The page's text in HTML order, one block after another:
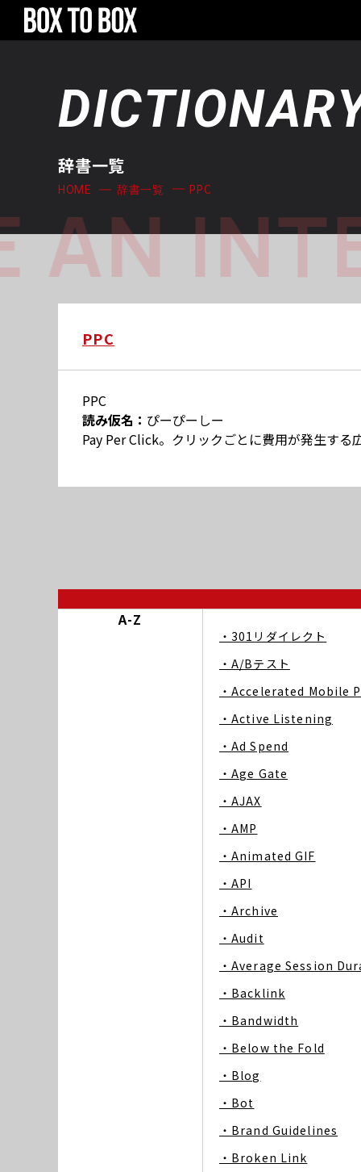
辞書一覧
HOME 辞書一覧 PPC
PPC
PPC
読み仮名： ぴーぴーしー
Pay Per Click。クリックごとに費用が発生する
A-Z
・301リダイレクト
・A/Bテスト
・Accelerated Mobile
・Active Listening
・Ad Spend
・Age Gate
・AJAX
・AMP
・Animated GIF
・API
・Archive
・Audit
・Average Session
・Backlink
・Bandwidth
・Below the Fold
・Blog
・Bot
・Brand Guidelines
・Broken Link